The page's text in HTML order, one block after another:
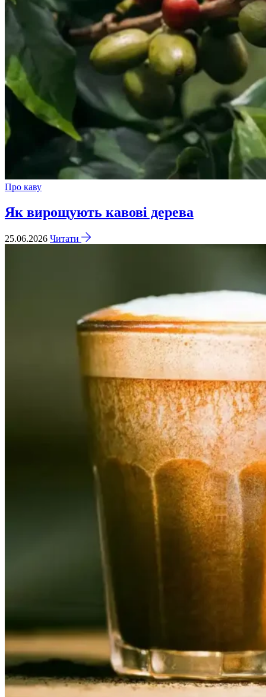
Про каву
Як вирощують кавові дерева
25.06.2026 Читати